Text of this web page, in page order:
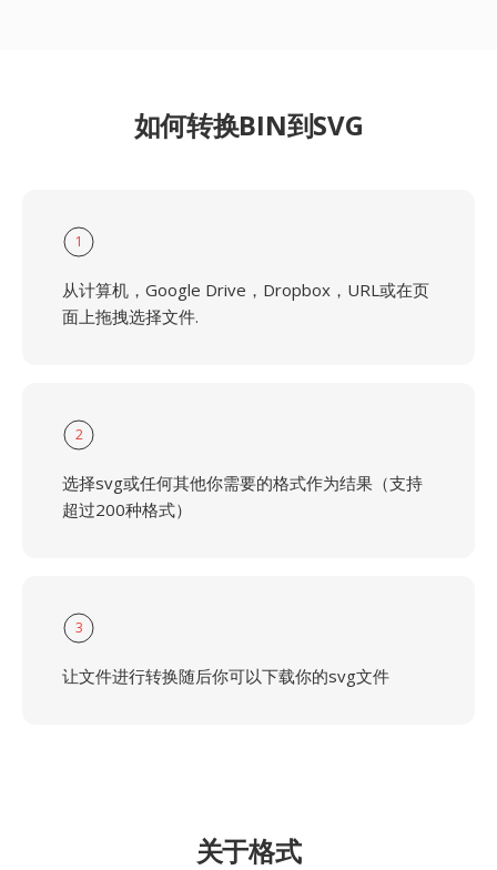
如何转换BIN到SVG
1
从计算机，Google Drive，Dropbox，URL或在页
面上拖拽选择文件.
2
选择svg或任何其他你需要的格式作为结果（支持
超过200种格式）
3
让文件进行转换随后你可以下载你的svg文件
关于格式